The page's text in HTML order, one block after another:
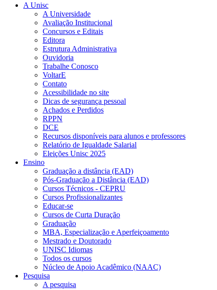
A Unisc
A Universidade
Avaliação Institucional
Concursos e Editais
Editora
Estrutura Administrativa
Ouvidoria
Trabalhe Conosco
VoltarE
Contato
Acessibilidade no site
Dicas de segurança pessoal
Achados e Perdidos
RPPN
DCE
Recursos disponíveis para alunos e professores
Relatório de Igualdade Salarial
Eleições Unisc 2025
Ensino
Graduação a distância (EAD)
Pós-Graduação a Distância (EAD)
Cursos Técnicos - CEPRU
Cursos Profissionalizantes
Educar-se
Cursos de Curta Duração
Graduação
MBA, Especialização e Aperfeiçoamento
Mestrado e Doutorado
UNISC Idiomas
Todos os cursos
Núcleo de Apoio Acadêmico (NAAC)
Pesquisa
A pesquisa